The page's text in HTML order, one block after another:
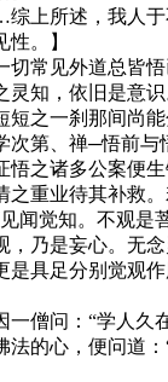
所述，我人于不
。】
见外道总皆悟
灵知，依旧是意
短之一刹那间尚
第、禅─悟前
诸多公案便生
重业待其补救
觉知。不观是菩
，乃是妄心。无
是具足分别觉观
问：“学人久在
的心，便问道